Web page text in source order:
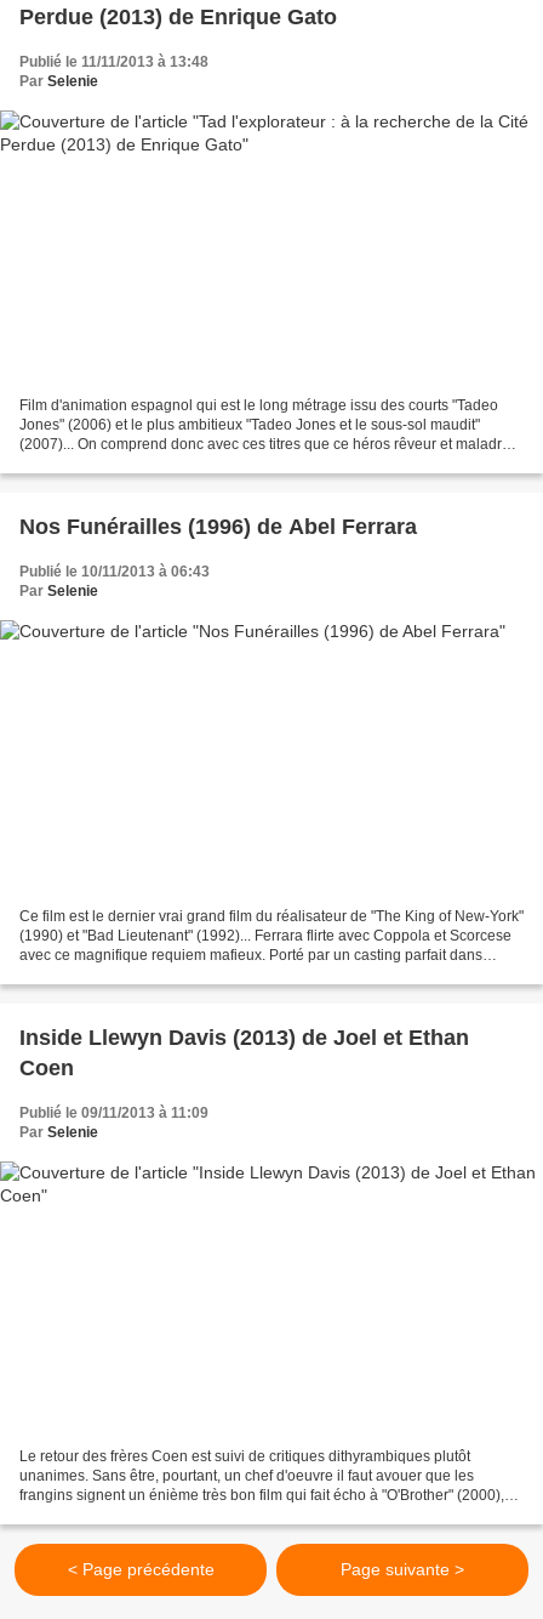
Perdue (2013) de Enrique Gato
Publié le 11/11/2013 à 13:48
Par Selenie
Film d'animation espagnol qui est le long métrage issu des courts "Tadeo
Jones" (2006) et le plus ambitieux "Tadeo Jones et le sous-sol maudit"
(2007)... On comprend donc avec ces titres que ce héros rêveur et maladroit
Nos Funérailles (1996) de Abel Ferrara
Publié le 10/11/2013 à 06:43
Par Selenie
Ce film est le dernier vrai grand film du réalisateur de "The King of New-York"
(1990) et "Bad Lieutenant" (1992)... Ferrara flirte avec Coppola et Scorcese
avec ce magnifique requiem mafieux. Porté par un casting parfait dans
Inside Llewyn Davis (2013) de Joel et Ethan
Coen
Publié le 09/11/2013 à 11:09
Par Selenie
Le retour des frères Coen est suivi de critiques dithyrambiques plutôt
unanimes. Sans être, pourtant, un chef d'oeuvre il faut avouer que les
frangins signent un énième très bon film qui fait écho à "O'Brother" (2000),
< Page précédente Page suivante >